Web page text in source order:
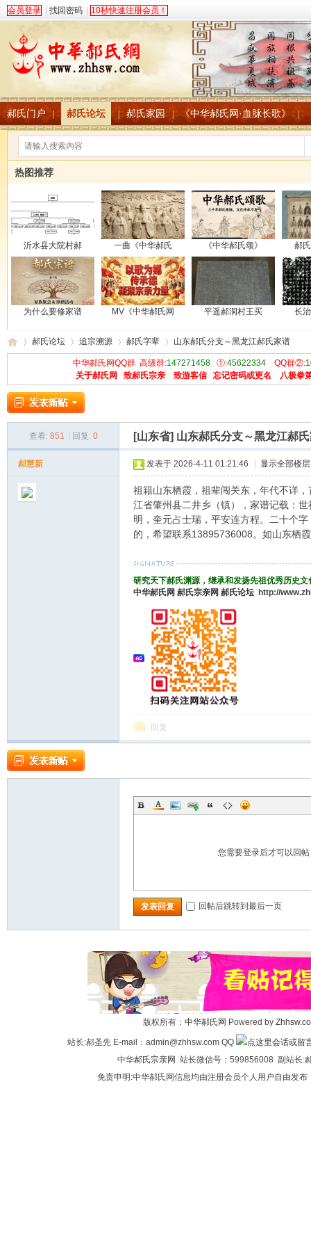
会员登录 找回密码 10秒快速注册会员！
郝氏门户 | 郝氏论坛 郝氏家园 《中华郝氏网·血脉长歌》
热图推荐
沂水县大院村郝 一曲《中华郝氏 《中华郝氏颂》 郝
为什么要修家谱 MV《中华郝氏网 平遥郝洞村王买 长
中 »
郝氏论坛
›
追宗溯源 郝氏字辈 山东郝氏分支～黑龙江郝氏家谱
中华郝氏网QQ群 高级群:147271458①:45622334QQ群②:
关于郝氏网
致郝氏宗亲 致游客信 忘记密码或更名 八极拳
查看: 851 回复: 0 [山东省] 山东郝氏分支～黑龙江郝
郝慧新 发表于 2026-4-11 01:21:46 显示全部楼层
祖籍山东栖霞，祖辈闯关东，年代不详
江省肇州县二井乡（镇），家谱记载：
明，奎元占士瑞，平安连方程。二十个
的，希望联系13895736008。如山东栖
研究天下郝氏渊源，继承和发扬先祖优秀历史
中华郝氏网 郝氏宗亲网 郝氏论坛 http://
回复
您需要登录后才可以回帖
发表回复 回帖后跳转到最后一页
版权所有： 中华郝氏网 Powered by
站长:郝圣先 E-mail：admin@zhhsw.com QQ
中华郝氏宗亲网 站长微信号：599856008 副站长:
免责申明:中华郝氏网信息均由注册会员个人用户自由发